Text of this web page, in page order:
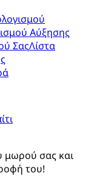
Αύξησης
ΣαςΛίστα
μωρού σας και
του!